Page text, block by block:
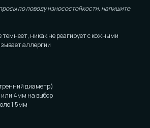
по поводу износостойкости, напишите
никак не реагирует с кожными
аллергии
диаметр)
4мм на выбор
1,5мм